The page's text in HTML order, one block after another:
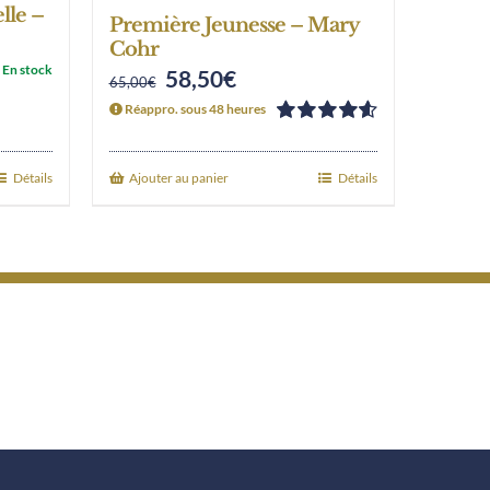
–
En stock
Détails
Première Jeunesse – Mary
Cohr
65,00€ Original
price
was:
65,00€.
58,50€Current
price
is:
Réappro. sous 48 heures
Ajouter au panier Détails